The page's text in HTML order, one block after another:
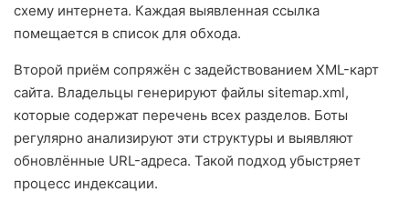
схему интернета. Каждая выявленная ссылка
помещается в список для обхода.
Второй приём сопряжён с задействованием XML-карт
сайта. Владельцы генерируют файлы sitemap.xml,
которые содержат перечень всех разделов. Боты
регулярно анализируют эти структуры и выявляют
обновлённые URL-адреса. Такой подход убыстряет
процесс индексации.